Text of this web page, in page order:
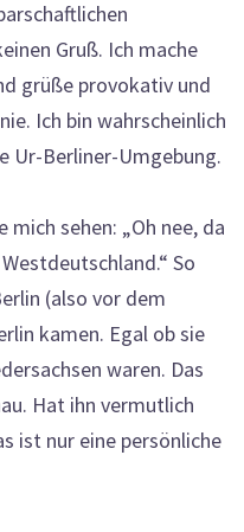
Gruß. Ich mache
grüße provokativ und
Ich bin wahrscheinlich
Ur-Berliner-Umgebung.
sehen: „Oh nee, da
So
(also vor dem
kamen. Egal ob sie
waren. Das
Hat ihn vermutlich
ist nur eine persönliche